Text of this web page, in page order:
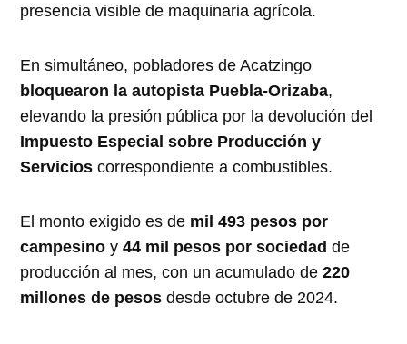
presencia visible de maquinaria agrícola.
En simultáneo, pobladores de Acatzingo
bloquearon la autopista Puebla-Orizaba,
elevando la presión pública por la devolución del
Impuesto Especial sobre Producción y
Servicios correspondiente a combustibles.
El monto exigido es de mil 493 pesos por
campesino y44 mil pesos por sociedad de
producción al mes, con un acumulado de220
millones de pesos desde octubre de 2024.